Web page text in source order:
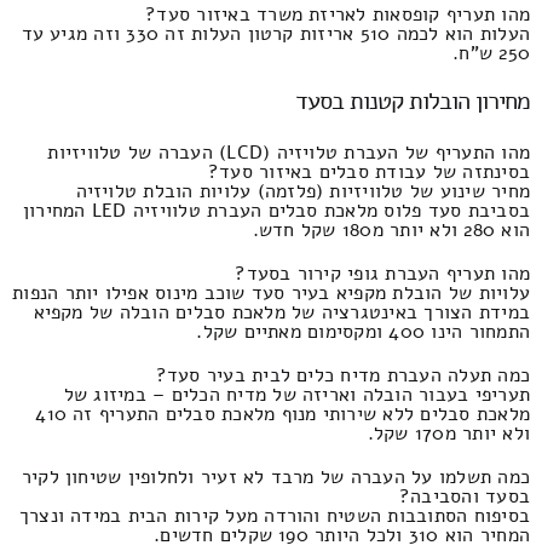
מהו תעריף קופסאות לאריזת משרד באיזור סעד?
העלות הוא לכמה 510 אריזות קרטון העלות זה 330 וזה מגיע עד
250 ש"ח.
מחירון הובלות קטנות בסעד
מהו התעריף של העברת טלויזיה (LCD) העברה של טלוויזיות
בסינתזה של עבודת סבלים באיזור סעד?
מחיר שינוע של טלוויזיות (פלזמה) עלויות הובלת טלויזיה
בסביבת סעד פלוס מלאכת סבלים העברת טלוויזיה LED המחירון
הוא 280 ולא יותר מ180 שקל חדש.
מהו תעריף העברת גופי קירור בסעד?
עלויות של הובלת מקפיא בעיר סעד שוכב מינוס אפילו יותר הנפות
במידת הצורך באינטגרציה של מלאכת סבלים הובלה של מקפיא
התמחור הינו 400 ומקסימום מאתיים שקל.
כמה תעלה העברת מדיח כלים לבית בעיר סעד?
תעריפי בעבור הובלה ואריזה של מדיח הכלים – במיזוג של
מלאכת סבלים ללא שירותי מנוף מלאכת סבלים התעריף זה 410
ולא יותר מ170 שקל.
כמה תשלמו על העברה של מרבד לא זעיר ולחלופין שטיחון לקיר
בסעד והסביבה?
בסיפוח הסתובבות השטיח והורדה מעל קירות הבית במידה ונצרך
המחיר הוא 310 ולכל היותר 190 שקלים חדשים.